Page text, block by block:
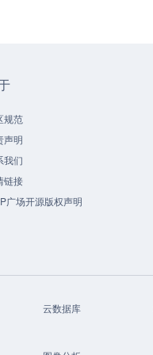
规范
声明
我们
链接
广场开源版权声明
云数据库